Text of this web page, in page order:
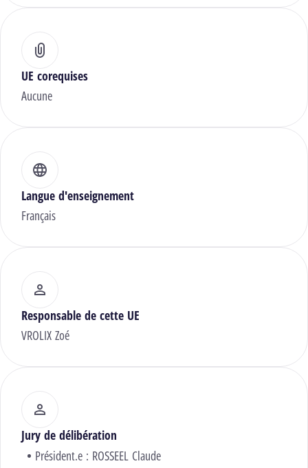
UE corequises
Aucune
Langue d'enseignement
Français
Responsable de cette UE
VROLIX Zoé
Jury de délibération
Président.e : ROSSEEL Claude